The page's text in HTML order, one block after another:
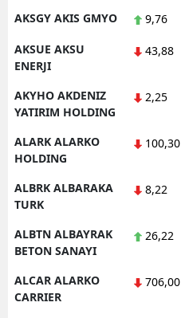
AKSGY AKIS GMYO 9,76
AKSUE AKSU
ENERJI
43,88
AKYHO AKDENIZ
YATIRIM HOLDING
2,25
ALARK ALARKO
HOLDING
100,30
ALBRK ALBARAKA
TURK
8,22
ALBTN ALBAYRAK
BETON SANAYI
26,22
ALCAR ALARKO
CARRIER
706,00